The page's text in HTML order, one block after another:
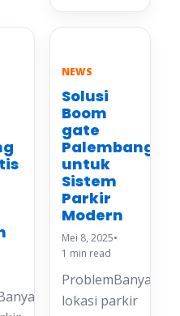
NEWS
Solusi
Boom
gate
Palembang
untuk
Sistem
Parkir
Modern
Mei 8, 2025•
1 min read
ProblemBanyak
lokasi parkir